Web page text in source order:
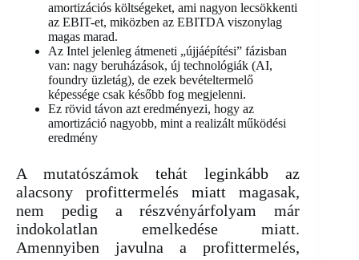
amortizációs költségeket, ami nagyon lecsökkenti
az EBIT-et, miközben az EBITDA viszonylag
magas marad.
Az Intel jelenleg átmeneti „újjáépítési” fázisban
van: nagy beruházások, új technológiák (AI,
foundry üzletág), de ezek bevételtermelő
képessége csak később fog megjelenni.
Ez rövid távon azt eredményezi, hogy az
amortizáció nagyobb, mint a realizált működési
eredmény
A mutatószámok tehát leginkább az
alacsony profittermelés miatt magasak,
nem pedig a részvényárfolyam már
indokolatlan emelkedése miatt.
Amennyiben javulna a profittermelés,